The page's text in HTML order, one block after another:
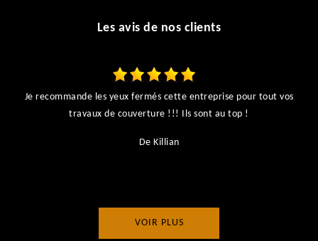
Les avis de nos clients
Je recommande les yeux fermés cette entreprise pour tout vos
travaux de couverture !!! Ils sont au top !
De Killian
VOIR PLUS